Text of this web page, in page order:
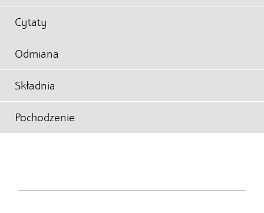
Cytaty
Odmiana
Składnia
Pochodzenie